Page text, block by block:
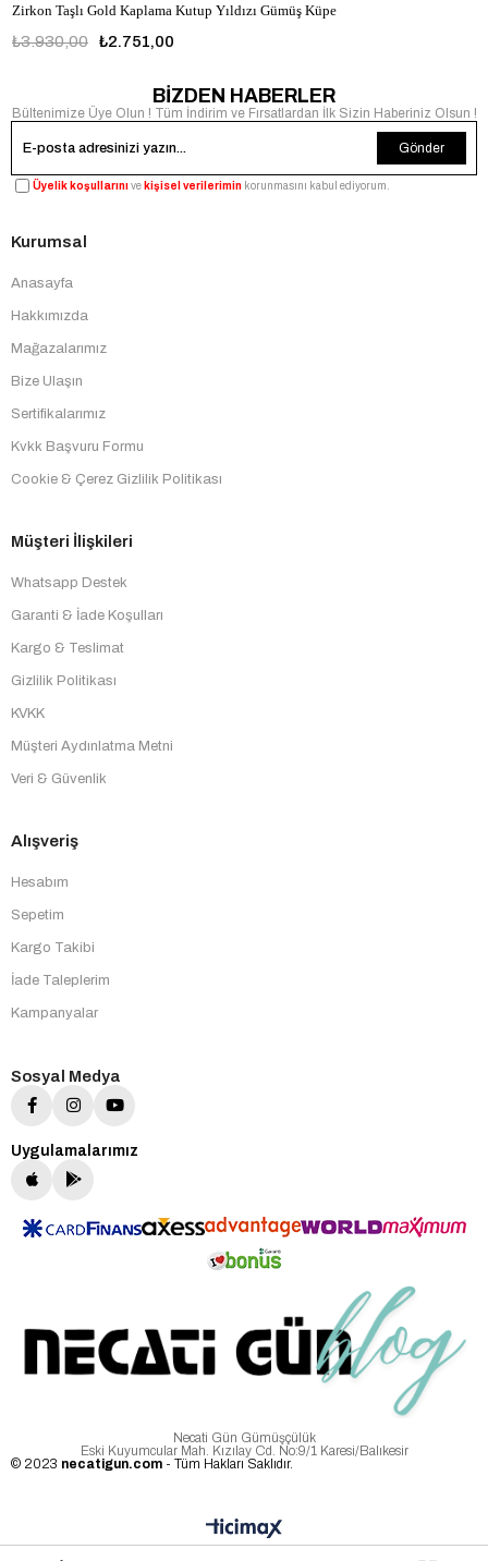
Zirkon Taşlı Gold Kaplama Kutup Yıldızı Gümüş Küpe
₺2.751,00
₺3.930,00
BİZDEN HABERLER
Bültenimize Üye Olun ! Tüm İndirim ve Fırsatlardan İlk Sizin Haberiniz Olsun !
Gönder
Üyelik koşullarınıve kişisel verilerimin korunmasını kabul ediyorum.
Kurumsal
Anasayfa
Hakkımızda
Mağazalarımız
Bize Ulaşın
Sertifikalarımız
Kvkk Başvuru Formu
Cookie & Çerez Gizlilik Politikası
Müşteri İlişkileri
Whatsapp Destek
Garanti & İade Koşulları
Kargo & Teslimat
Gizlilik Politikası
KVKK
Müşteri Aydınlatma Metni
Veri & Güvenlik
Alışveriş
Hesabım
Sepetim
Kargo Takibi
İade Taleplerim
Kampanyalar
Sosyal Medya
Uygulamalarımız
Necati Gün Gümüşçülük
Eski Kuyumcular Mah. Kızılay Cd. No:9/1 Karesi/Balıkesir
© 2023 necatigun.com - Tüm Hakları Saklıdır.